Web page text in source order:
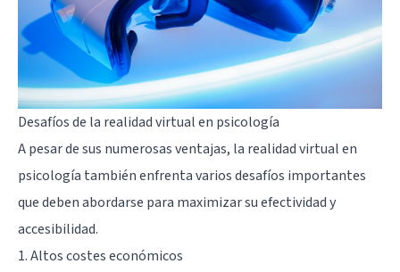
Desafíos de la realidad virtual en psicología
A pesar de sus numerosas ventajas, la realidad virtual en
psicología también enfrenta varios desafíos importantes
que deben abordarse para maximizar su efectividad y
accesibilidad.
1. Altos costes económicos